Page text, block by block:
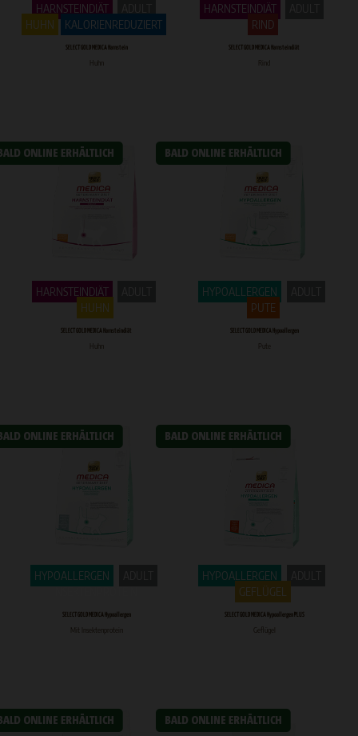
HARNSTEINDIÄT
HUHN
KALORIENREDUZIERT
SELECT GOLD MEDICA Harnstein
Huhn
HARNSTEINDIÄT
RIND
SELECT GOLD MEDICA Harnsteindiät
Rind
HARNSTEINDIÄT
HUHN
SELECT GOLD MEDICA Harnsteindiät
HYPOALLERGEN
PUTE
SELECT GOLD MEDICA Hypoallergen
HYPOALLERGEN
SELECT GOLD MEDICA Hypoallergen
Mit Insektenprotein
HYPOALLERGEN
GEFLÜGEL
SELECT GOLD MEDICA Hypoallergen PLUS
Geflügel